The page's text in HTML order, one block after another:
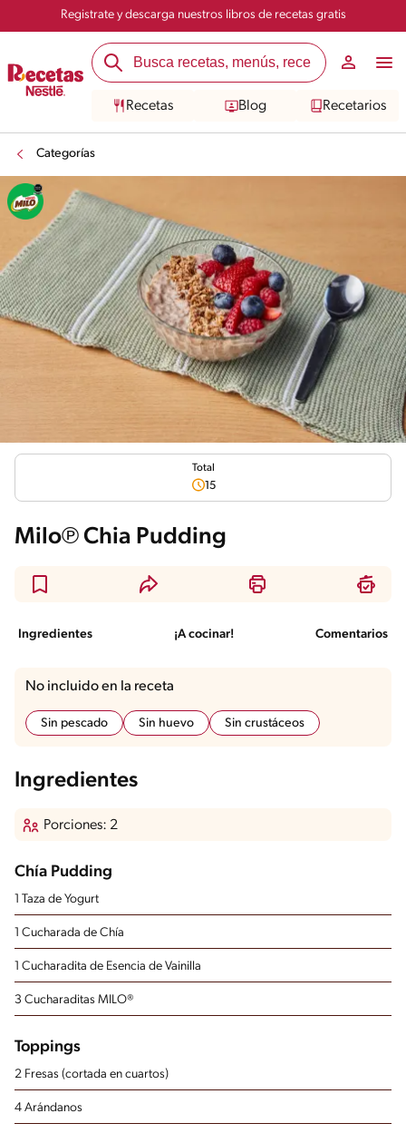
Registrate y descarga nuestros libros de recetas gratis
Recetas Blog Recetarios
Categorías
Total
15
Milo℗ Chia Pudding
Ingredientes ¡A cocinar! Comentarios
No incluido en la receta
Sin pescado Sin huevo Sin crustáceos
Ingredientes
Porciones: 2
Chía Pudding
1 Taza de Yogurt
1 Cucharada de Chía
1 Cucharadita de Esencia de Vainilla
3 Cucharaditas MILO®
Toppings
2 Fresas (cortada en cuartos)
4 Arándanos